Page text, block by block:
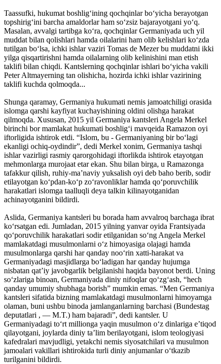
Taassufki, hukumat boshlig‘ining qochqinlar bo‘yicha berayotgan
topshirig‘ini barcha amaldorlar ham so‘zsiz bajarayotgani yo‘q.
Masalan, avvalgi tartibga ko‘ra, qochqinlar Germaniyada uch yil
muddat bilan qolishlari hamda oilalarini ham olib kelishlari ko‘zda
tutilgan bo‘lsa, ichki ishlar vaziri Tomas de Mezer bu muddatni ikki
yilga qisqartirishni hamda oilalarning olib kelinishini man etish
taklifi bilan chiqdi. Kantslerning qochqinlar ishlari bo‘yicha vakili
Peter Altmayerning tan olishicha, hozirda ichki ishlar vazirining
taklifi kuchda qolmoqda...
Shunga qaramay, Germaniya hukumati nemis jamoatchiligi orasida
islomga qarshi kayfiyat kuchayishining oldini olishga harakat
qilmoqda. Xususan, 2015 yil Germaniya kantsleri Angela Merkel
birinchi bor mamlakat hukumati boshlig‘i mavqeida Ramazon oyi
iftorligida ishtirok etdi. “Islom, bu - Germaniyaning bir bo‘lagi
ekanligi ochiq-oydindir”, dedi Merkel xonim, Germaniya tashqi
ishlar vazirligi rasmiy qarorgohidagi iftorlikda ishtirok etayotgan
mehmonlarga murojaat etar ekan. Shu bilan birga, u Ramazonga
tafakkur qilish, ruhiy-ma’naviy yuksalish oyi deb baho berib, sodir
etilayotgan ko‘pdan-ko‘p zo‘ravonliklar hamda qo‘poruvchilik
harakatlari islomga taalluqli deya talkin kilinayotganidan
achinayotganini bildirdi.
Aslida, Germaniya kantsleri bu borada ham avvalroq barchaga ibrat
ko‘rsatgan edi. Jumladan, 2015 yilning yanvar oyida Frantsiyada
qo‘poruvchilik harakatlari sodir etilganidan so‘ng Angela Merkel
mamlakatdagi musulmonlarni o‘z himoyasiga olajagi hamda
musulmonlarga qarshi har qanday noo‘rin xatti-harakat va
Germaniyadagi masjidlarga bo‘ladigan har qanday hujumga
nisbatan qat’iy javobgarlik belgilanishi haqida bayonot berdi. Uning
so‘zlariga binoan, Germaniyada diniy nifoqlar qo‘zg‘ash, “hech
qanday umumiy shubhaga borish” mumkin emas. “Men Germaniya
kantsleri sifatida bizning mamlakatdagi musulmonlarni himoyamga
olaman, buni ushbu binoda jamlanganlarning barchasi (Bundestag
deputatlari , — M.T.) ham bajaradi”, dedi kantsler. U
Germaniyadagi to‘rt millionga yaqin musulmon o‘z dinlariga e’tiqod
qilayotgani, joylarda diniy ta’lim berilayotgani, islom teologiyasi
kafedralari mavjudligi, yetakchi nemis siyosatchilari va musulmon
jamoalari vakillari ishtirokida turli diniy anjumanlar o‘tkazib
turilganini bildirdi.